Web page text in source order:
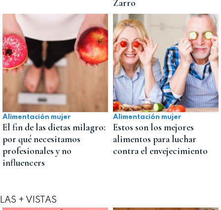
Zarro
Alimentación mujer
El fin de las dietas milagro:
por qué necesitamos
profesionales y no
influencers
Alimentación mujer
Estos son los mejores
alimentos para luchar
contra el envejecimiento
LAS + VISTAS